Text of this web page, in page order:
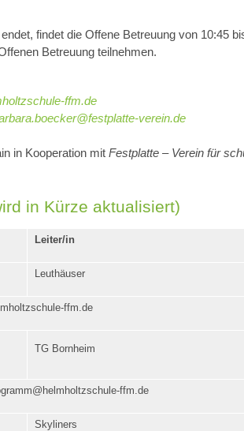
findet die Offene Betreuung von 10:45
Betreuung teilnehmen.
ffm.de
verein.de
in Kooperation mitFestplatte – Verein für
in Kürze aktualisiert)
Leiter/in
Leuthäuser
ffm.de
TG Bornheim
ffm.de
Skyliners